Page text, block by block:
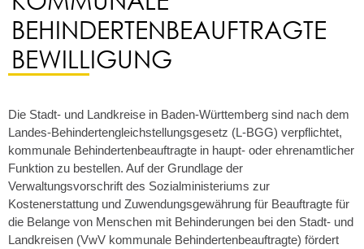
BEHINDERTENBEAUFTRAGTE
BEWILLIGUNG
Die Stadt- und Landkreise in Baden-Württemberg sind nach dem
Landes-Behindertengleichstellungsgesetz (L-BGG) verpflichtet,
kommunale Behindertenbeauftragte in haupt- oder ehrenamtlicher
Funktion zu bestellen. Auf der Grundlage der
Verwaltungsvorschrift des Sozialministeriums zur
Kostenerstattung und Zuwendungsgewährung für Beauftragte für
die Belange von Menschen mit Behinderungen bei den Stadt- und
Landkreisen (VwV kommunale Behindertenbeauftragte) fördert